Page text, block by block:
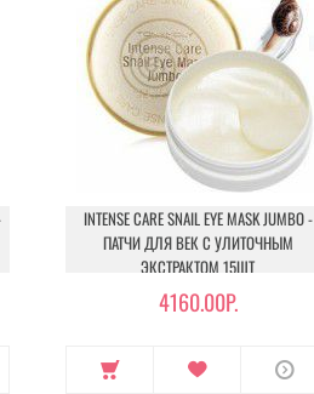
INTENSE CARE SNAIL EYE MASK JUMBO -
ПАТЧИ ДЛЯ ВЕК С УЛИТОЧНЫМ
ЭКСТРАКТОМ 15ШТ
4160.00Р.